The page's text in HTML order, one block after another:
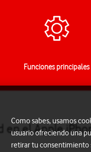
Funciones principales
en el Apple
Como sabes, usamos
usuario ofreciendo una
retirar tu consentimiento